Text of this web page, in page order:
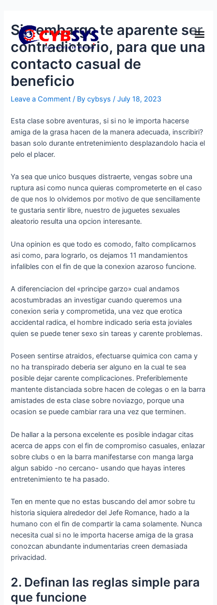
Sin embargo te aparente ser
contradictorio, para que una
contacto casual de
beneficio
Leave a Comment / Bycybsys/July 18, 2023
Esta clase sobre aventuras, si si no le importa hacerse
amiga de la grasa hacen de la manera adecuada, inscribiri?
basan solo durante entretenimiento desplazandolo hacia el
pelo el placer.
Ya sea que unico busques distraerte, vengas sobre una
ruptura asi­ como nunca quieras comprometerte en el caso
de que nos lo olvidemos por motivo de que sencillamente
te gustaria sentir libre, nuestro de juguetes sexuales
aleatorio resulta una opcion interesante.
Una opinion es que todo es comodo, falto complicarnos
asi­ como, para lograrlo, os dejamos 11 mandamientos
infalibles con el fin de que la conexion azaroso funcione.
A diferenciacion del «principe garzo» cual andamos
acostumbradas an investigar cuando queremos una
conexion seria y comprometida, una vez que erotica
accidental radica, el hombre indicado seri­a esta joviales
quien se puede tener sexo sin tareas y carente problemas.
Poseen sentirse atraidos, efectuarse quimica con cama y
no ha transpirado deberia ser alguno en la cual te sea
posible dejar carente complicaciones. Preferiblemente
mantente distanciada sobre hacen de colegas o en la barra
amistades de esta clase sobre noviazgo, porque una
ocasion se puede cambiar rara una vez que terminen.
De hallar a la persona excelente es posible indagar citas
acerca de apps con el fin de compromiso casuales, enlazar
sobre clubs o en la barra manifestarse con manga larga
algun sabido -no cercano- usando que hayas interes
entretenimiento te ha pasado.
Ten en mente que no estas buscando del amor sobre tu
historia siquiera alrededor del Jefe Romance, hado a la
humano con el fin de compartir la cama solamente. Nunca
necesita cual si no le importa hacerse amiga de la grasa
conozcan abundante indumentarias creen demasiada
privacidad.
2. Definan las reglas simple para
que funcione